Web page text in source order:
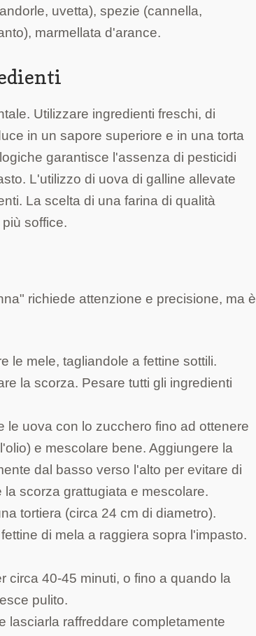
uvetta), spezie (cannella,
marmellata d'arance.
Utilizzare ingredienti freschi, di
in un sapore superiore e in una torta
garantisce l'assenza di pesticidi
L'utilizzo di uova di galline allevate
La scelta di una farina di qualità
soffice.
richiede attenzione e precisione, ma è
le mele, tagliandole a fettine sottili.
la scorza. Pesare tutti gli ingredienti
le uova con lo zucchero fino ad ottenere
e mescolare bene. Aggiungere la
dal basso verso l'alto per evitare di
scorza grattugiata e mescolare.
tortiera (circa 24 cm di diametro).
di mela a raggiera sopra l'impasto.
circa 40-45 minuti, o fino a quando la
pulito.
lasciarla raffreddare completamente